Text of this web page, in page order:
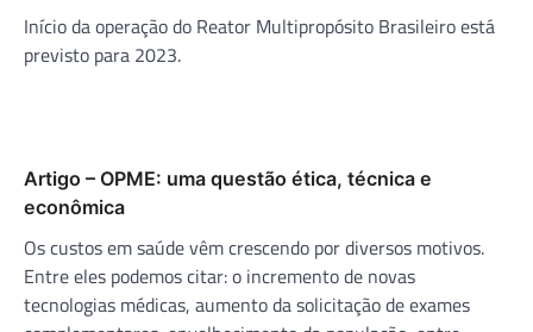
Início da operação do Reator Multipropósito Brasileiro está
previsto para 2023.
Artigo – OPME: uma questão ética, técnica e
econômica
Os custos em saúde vêm crescendo por diversos motivos.
Entre eles podemos citar: o incremento de novas
tecnologias médicas, aumento da solicitação de exames